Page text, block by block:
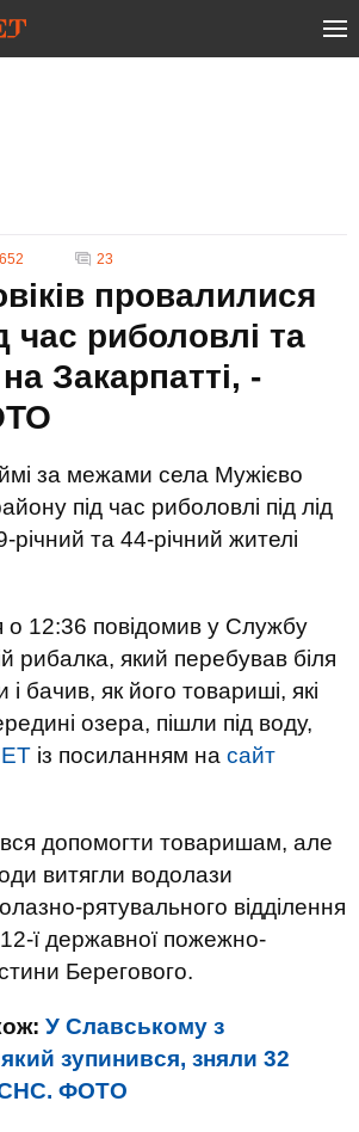
23
провалилися
час риболовлі та
Закарпатті, -
за межами села Мужієво
під час риболовлі під лід
та 44-річний жителі
о 12:36 повідомив у Службу
рибалка, який перебував біля
бачив, як його товариші, які
озера, пішли під воду,
із посиланням на сайт
допомогти товаришам, але
витягли водолази
рятувального відділення
12-ї державної пожежно-
Берегового.
У Славському з
зупинився, зняли 32
ФОТО